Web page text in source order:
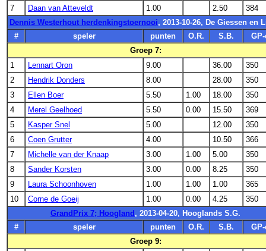
7 Daan van Atteveldt 1.00 2.50
384
Dennis Westerhout herdenkingstoernooi, 2013-10-26, De Giessen en
#
speler punten O.R. S.B.
Groep 7:
1
Lennart Oron 9.00 36.00
350
2
Hendrik Donders 8.00 28.00
350
3
Ellen Boer 5.50 1.00 18.00
350
4
Merel Geelhoed 5.50 0.00 15.50
369
5
Kasper Snel 5.00 12.00
350
6
Coen Grutter 4.00 10.50
366
7
Michelle van der Knaap 3.00 1.00 5.00
350
8
Sander Korsten 3.00 0.00 8.25
350
9
Laura Schoonhoven 1.00 1.00 1.00
365
10
Corne de Goeij 1.00 0.00 4.25
350
GrandPrix 7; Hoogland , 2013-04-20, Hooglands S.G.
#
speler punten O.R. S.B.
Groep 9: